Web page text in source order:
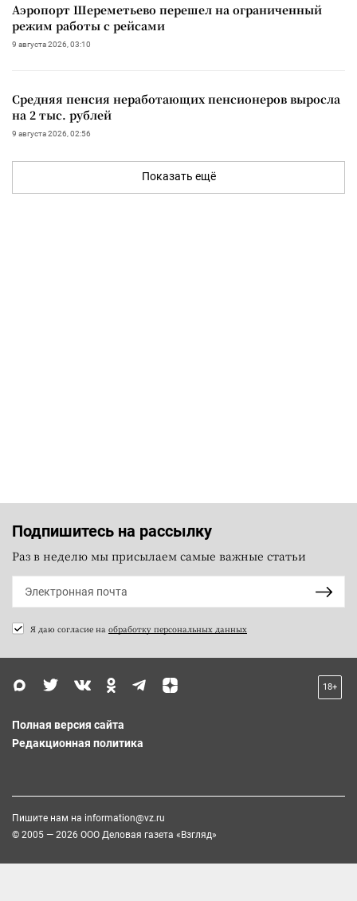
Аэропорт Шереметьево перешел на ограниченный
режим работы с рейсами
9 августа 2026, 03:10
Средняя пенсия неработающих пенсионеров выросла
на 2 тыс. рублей
9 августа 2026, 02:56
Показать ещё
Подпишитесь на рассылку
Раз в неделю мы присылаем самые важные статьи
Я даю согласие на обработку персональных данных
18+
Полная версия сайта
Редакционная политика
Пишите нам на information@vz.ru
© 2005 — 2026 ООО Деловая газета «Взгляд»